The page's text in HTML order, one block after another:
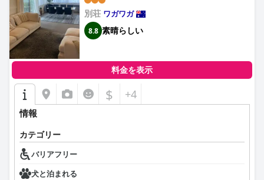
別荘 ワガワガ
8.8 素晴らしい
料金を表示
$ +4
情報
カテゴリー
バリアフリー
犬と泊まれる